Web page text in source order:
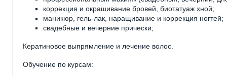
коррекция и окрашивание бровей, биотатуаж хной;
маникюр, гель-лак, наращивание и коррекция ногтей;
свадебные и вечерние прически;
Кератиновое выпрямление и лечение волос.
Обучение по курсам: